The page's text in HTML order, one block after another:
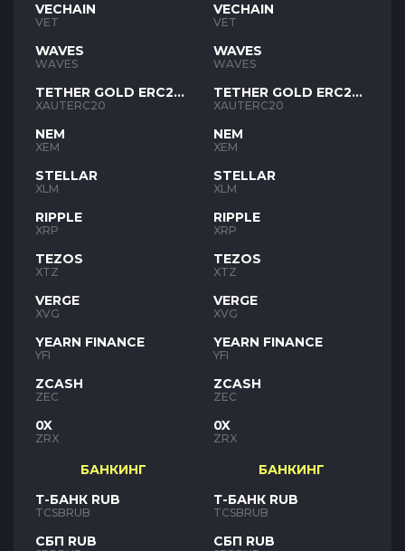
VECHAIN
VET
WAVES
WAVES
TETHER GOLD ERC20
XAUT
XAUTERC20
NEM
XEM
STELLAR
XLM
RIPPLE
XRP
TEZOS
XTZ
VERGE
XVG
YEARN FINANCE
YFI
ZCASH
ZEC
0X
ZRX
БАНКИНГ
Т-БАНК RUB
TCSBRUB
СБП RUB
VECHAIN
VET
WAVES
WAVES
TETHER GOLD ERC20
XAUT
XAUTERC20
NEM
XEM
STELLAR
XLM
RIPPLE
XRP
TEZOS
XTZ
VERGE
XVG
YEARN FINANCE
YFI
ZCASH
ZEC
0X
ZRX
БАНКИНГ
Т-БАНК RUB
TCSBRUB
СБП RUB